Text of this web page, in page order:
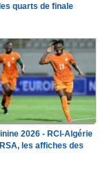
quarts de finale
2026 - RCI-Algérie
les affiches des